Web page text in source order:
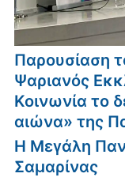
Παρουσίαση
Ψαριανός
Κοινωνία το
αιώνα» της
Η Μεγάλη
Σαμαρίνας